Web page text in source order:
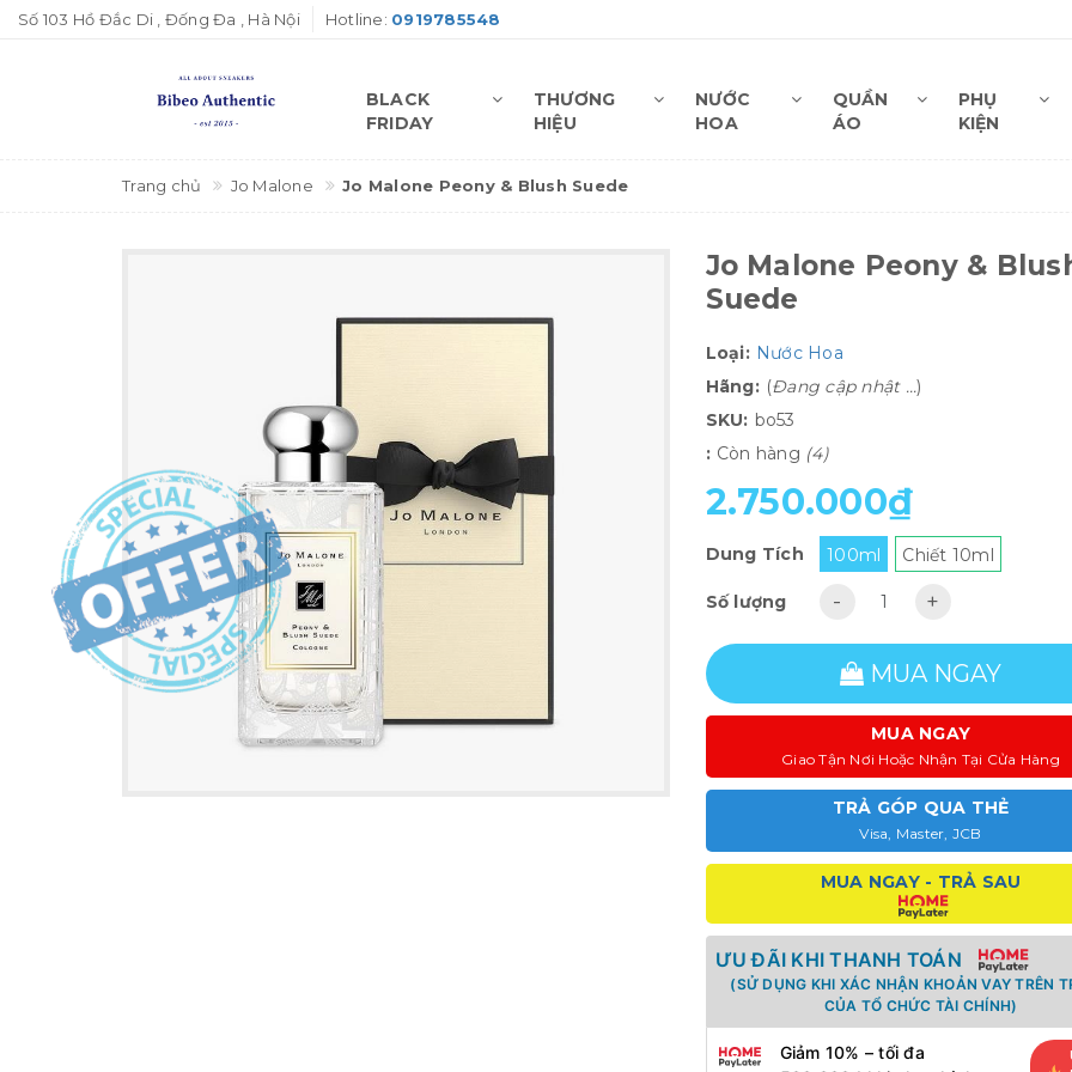
Số 103 Hồ Đắc Di , Đống Đa , Hà Nội Hotline: 0919785548
BLACK
FRIDAY
THƯƠNG
HIỆU
NƯỚC
HOA
QUẦN
ÁO
PHỤ
KIỆN
Trang chủ Jo Malone Jo Malone Peony & Blush Suede
Jo Malone Peony &
Suede
Loại: Nước Hoa
Hãng: (Đang cập nhật ...)
SKU: bo53
: Còn hàng (4)
2.750.000₫
Dung Tích 100ml Chiết 10ml
Số lượng - +
MUA NGAY
MUA NGAY
Giao Tận Nơi Hoặc Nhận Tại Cửa Hàng
TRẢ GÓP QUA THẺ
Visa, Master, JCB
MUA NGAY - TRẢ SAU
ƯU ĐÃI KHI THANH TOÁN
(SỬ DỤNG KHI XÁC NHẬN KHOẢN VAY TRÊN
CỦA TỔ CHỨC TÀI CHÍNH)
Giảm 10% – tối đa